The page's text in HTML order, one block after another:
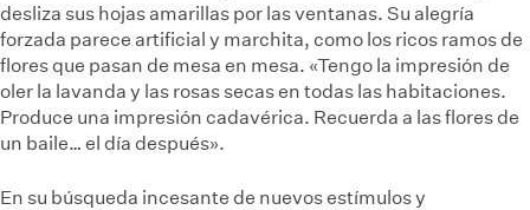
desliza sus hojas amarillas por las ventanas. Su alegría
forzada parece artificial y marchita, como los ricos ramos de
flores que pasan de mesa en mesa. «Tengo la impresión de
oler la lavanda y las rosas secas en todas las habitaciones.
Produce una impresión cadavérica. Recuerda a las flores de
un baile… el día después».
En su búsqueda incesante de nuevos estímulos y